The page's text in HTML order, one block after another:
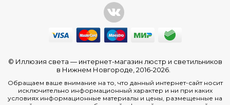
© Иллюзия света — интернет-магазин люстр и светильников
в Нижнем Новгороде , 2016-2026.
Обращаем ваше внимание на то, что данный интернет-сайт носит
исключительно информационный характер и ни при каких
условиях информационные материалы и цены, размещенные на